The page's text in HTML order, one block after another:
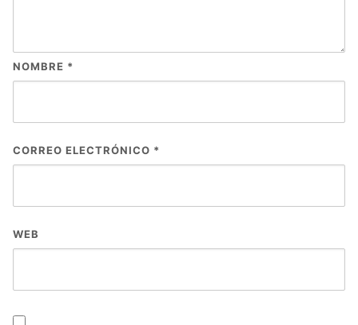
NOMBRE *
CORREO ELECTRÓNICO *
WEB